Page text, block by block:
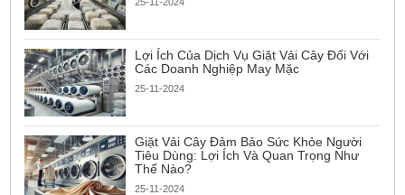
Lợi Ích Của Dịch Vụ Giặt Vải Cây Đối Với
Các Doanh Nghiệp May Mặc
25-11-2024
Giặt Vải Cây Đảm Bảo Sức Khỏe Người
Tiêu Dùng: Lợi Ích Và Quan Trọng Như
Thế Nào?
25-11-2024